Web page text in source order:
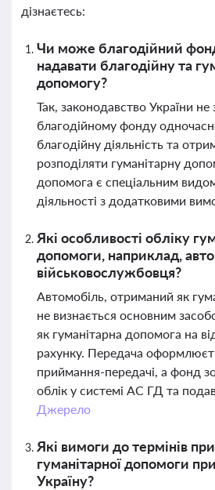
дізнаєтесь:
Чи може благодійний
надавати благодійну та
допомогу?
Так, законодавство України не
благодійному фонду
благодійну діяльність та
розподіляти гуманітарну
допомога є спеціальним
діяльності з додатковими
Які особливості обліку
допомоги, наприклад,
військовослужбовця?
Автомобіль, отриманий як
не визнається основним
як гуманітарна допомога на
рахунку. Передача
приймання-передачі, а фонд
облік у системі АС ГД та
Джерело
Які вимоги до термінів
гуманітарної допомоги
Україну?